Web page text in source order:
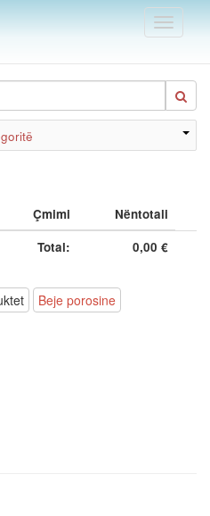
Toggle
Çmimi
Nëntotali
Total:
0,00 €
Beje porosine